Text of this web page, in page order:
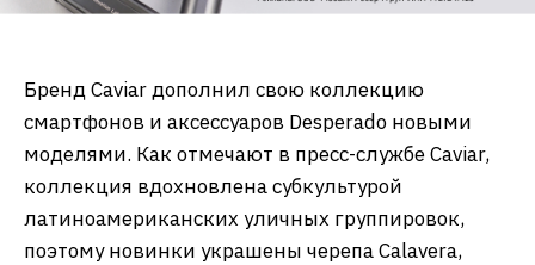
Бренд Caviar дополнил свою коллекцию
смартфонов и аксессуаров Desperado новыми
моделями. Как отмечают в пресс-службе Caviar,
коллекция вдохновлена субкультурой
латиноамериканских уличных группировок,
поэтому новинки украшены черепа Calavera,